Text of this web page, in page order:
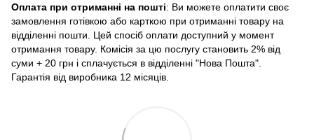
Оплата при отриманні на пошті: Ви можете оплатити своє
замовлення готівкою або карткою при отриманні товару на
відділенні пошти. Цей спосіб оплати доступний у момент
отримання товару. Комісія за цю послугу становить 2% від
суми + 20 грн і сплачується в відділенні "Нова Пошта".
Гарантія від виробника 12 місяців.